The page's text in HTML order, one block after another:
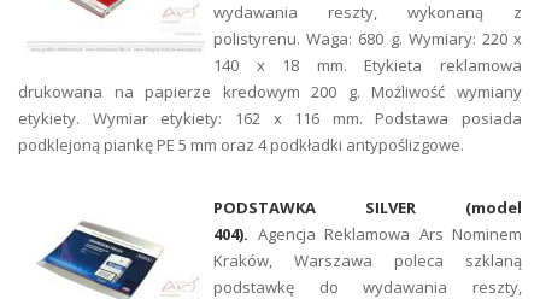
wydawania reszty, wykonaną z
polistyrenu. Waga: 680 g. Wymiary: 220 x
140 x 18 mm. Etykieta reklamowa
drukowana na papierze kredowym 200 g. Możliwość wymiany
etykiety. Wymiar etykiety: 162 x 116 mm. Podstawa posiada
podklejoną piankę PE 5 mm oraz 4 podkładki antypoślizgowe.
PODSTAWKA SILVER (model
404). Agencja Reklamowa Ars Nominem
Kraków, Warszawa poleca szklaną
podstawkę do wydawania reszty,